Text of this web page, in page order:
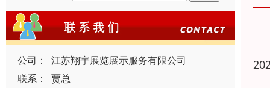
公司：
江苏翔宇展览展示服务有限公司
联系：
贾总